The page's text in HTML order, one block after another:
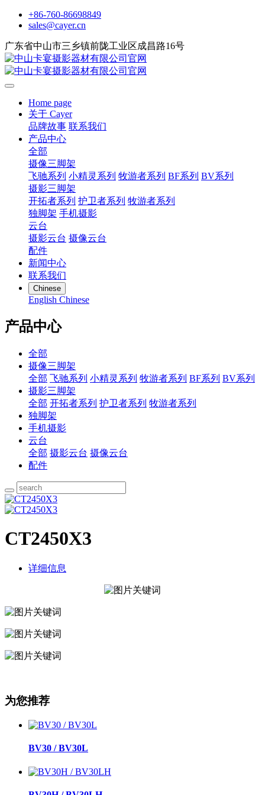
+86-760-86698849
sales@cayer.cn
广东省中山市三乡镇前陇工业区成昌路16号
Home page
关于 Cayer
品牌故事 联系我们
产品中心
全部
摄像三脚架
飞驰系列 小精灵系列 牧游者系列 BF系列 BV系列
摄影三脚架
开拓者系列 护卫者系列 牧游者系列
独脚架 手机摄影
云台
摄影云台 摄像云台
配件
新闻中心
联系我们
Chinese
English Chinese
产品中心
全部
摄像三脚架
全部 飞驰系列 小精灵系列 牧游者系列 BF系列 BV系列
摄影三脚架
全部 开拓者系列 护卫者系列 牧游者系列
独脚架
手机摄影
云台
全部 摄影云台 摄像云台
配件
CT2450X3
详细信息
为您推荐
BV30 / BV30L